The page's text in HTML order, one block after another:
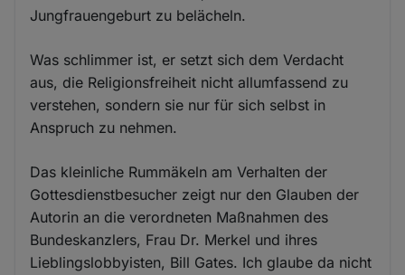
Jungfrauengeburt zu belächeln.
Was schlimmer ist, er setzt sich dem Verdacht
aus, die Religionsfreiheit nicht allumfassend zu
verstehen, sondern sie nur für sich selbst in
Anspruch zu nehmen.
Das kleinliche Rummäkeln am Verhalten der
Gottesdienstbesucher zeigt nur den Glauben der
Autorin an die verordneten Maßnahmen des
Bundeskanzlers, Frau Dr. Merkel und ihres
Lieblingslobbyisten, Bill Gates. Ich glaube da nicht